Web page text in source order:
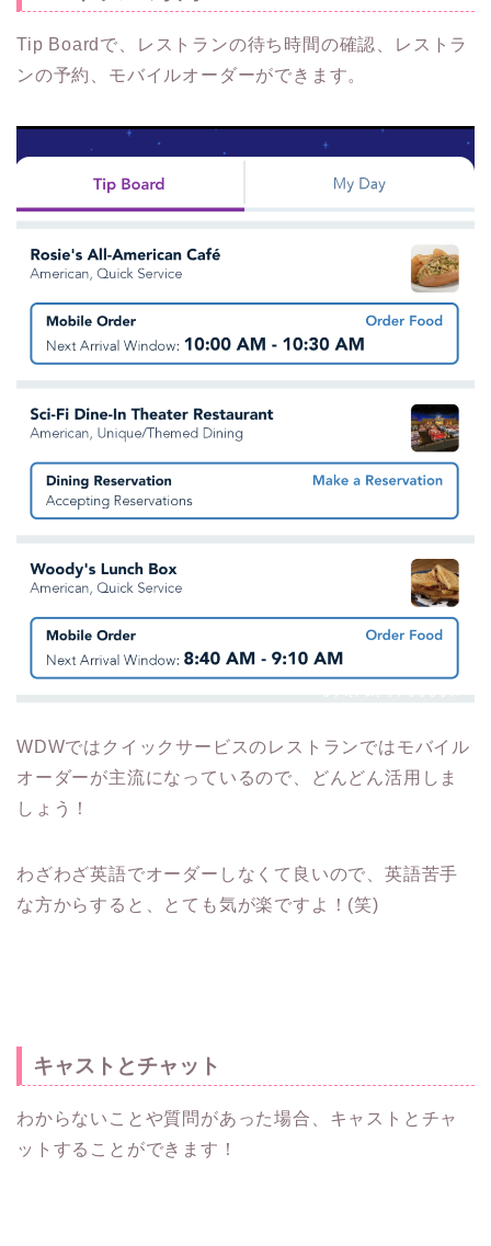
Tip Boardで、レストランの待ち時間の確認、レストラ
ンの予約、モバイルオーダーができます。
WDWではクイックサービスのレストランではモバイル
オーダーが主流になっているので、どんどん活用しま
しょう！
わざわざ英語でオーダーしなくて良いので、英語苦手
な方からすると、とても気が楽ですよ！(笑)
キャストとチャット
わからないことや質問があった場合、キャストとチャ
ットすることができます！